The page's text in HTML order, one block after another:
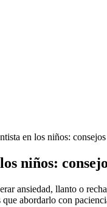
niños:
ansiedad, llanto o
que abordarlo con